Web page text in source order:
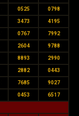
0525 0798
3473 4195
0767 7992
2604 9788
8893 2990
2882 0443
7685 9027
0453 6517